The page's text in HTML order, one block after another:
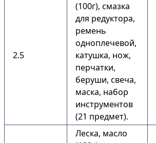
2.5
(100г), смазка
для редуктора,
ремень
одноплечевой,
катушка, нож,
перчатки,
беруши, свеча,
маска, набор
инструментов
(21 предмет).
Леска, масло